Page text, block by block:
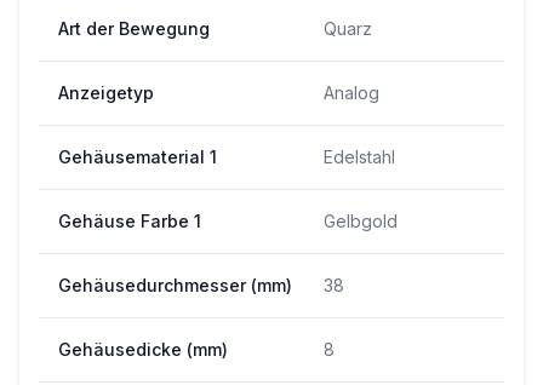
Art der Bewegung Quarz
Anzeigetyp Analog
Gehäusematerial 1 Edelstahl
Gehäuse Farbe 1 Gelbgold
Gehäusedurchmesser (mm) 38
Gehäusedicke (mm) 8